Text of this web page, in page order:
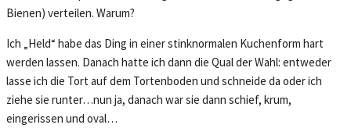
Bienen) verteilen. Warum?
Ich „Held“ habe das Ding in einer stinknormalen Kuchenform hart
werden lassen. Danach hatte ich dann die Qual der Wahl: entweder
lasse ich die Tort auf dem Tortenboden und schneide da oder ich
ziehe sie runter…nun ja, danach war sie dann schief, krum,
eingerissen und oval…